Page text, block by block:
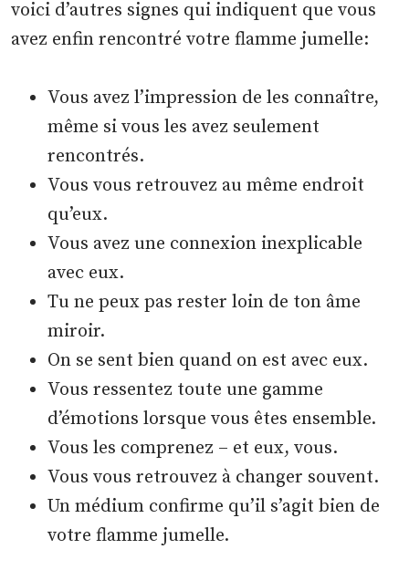
voici d’autres signes qui indiquent que vous
avez enfin rencontré votre flamme jumelle:
Vous avez l’impression de les connaître,
même si vous les avez seulement
rencontrés.
Vous vous retrouvez au même endroit
qu’eux.
Vous avez une connexion inexplicable
avec eux.
Tu ne peux pas rester loin de ton âme
miroir.
On se sent bien quand on est avec eux.
Vous ressentez toute une gamme
d’émotions lorsque vous êtes ensemble.
Vous les comprenez – et eux, vous.
Vous vous retrouvez à changer souvent.
Un médium confirme qu’il s’agit bien de
votre flamme jumelle.